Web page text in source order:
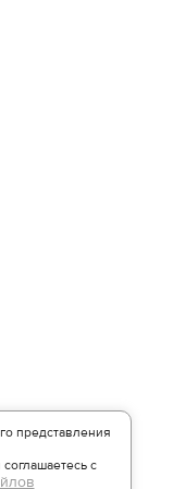
представления
с